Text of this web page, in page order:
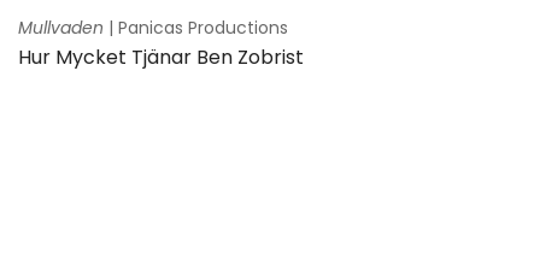
Mullvaden | Panicas Productions
Hur Mycket Tjänar Ben Zobrist